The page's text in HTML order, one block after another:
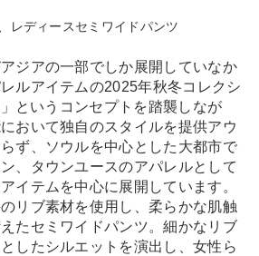
レディースセミワイドパンツ
ジアの一部でしか展開していなか
ルアイテムの2025年秋冬コレクシ
というコンセプトを踏襲しなが
おいて独自のスタイルを提供アウ
ず、ソウルを中心とした大都市で
、タウンユースのアパレルとして
イテムを中心に展開しています。
リブ素材を使用し、柔らかな肌触
たセミワイドパンツ。細かなリブ
したシルエットを演出し、女性ら